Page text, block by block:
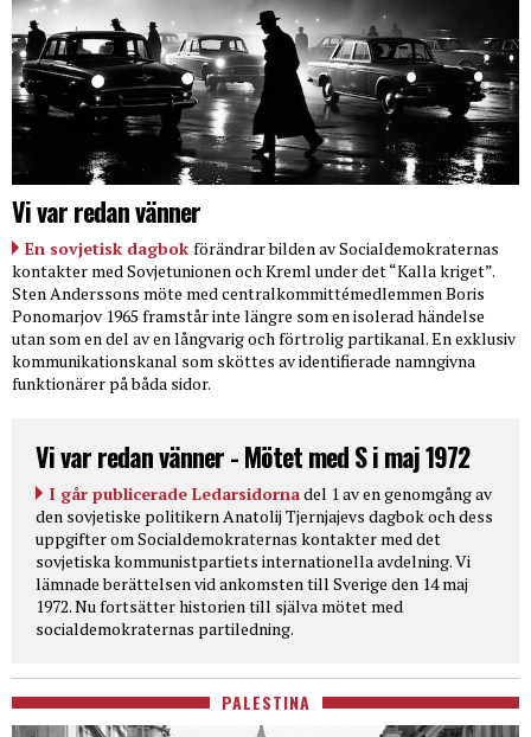
Vi var redan vänner
En sovjetisk dagbok förändrar bilden av Socialdemokraternas
kontakter med Sovjetunionen och Kreml under det “Kalla kriget”.
Sten Anderssons möte med centralkommittémedlemmen Boris
Ponomarjov 1965 framstår inte längre som en isolerad händelse
utan som en del av en långvarig och förtrolig partikanal. En exklusiv
kommunikationskanal som sköttes av identifierade namngivna
funktionärer på båda sidor.
Vi var redan vänner - Mötet med S i maj 1972
I går publicerade Ledarsidornadel 1 av en genomgång av
den sovjetiske politikern Anatolij Tjernjajevs dagbok och dess
uppgifter om Socialdemokraternas kontakter med det
sovjetiska kommunistpartiets internationella avdelning. Vi
lämnade berättelsen vid ankomsten till Sverige den 14 maj
1972. Nu fortsätter historien till själva mötet med
socialdemokraternas partiledning.
PALESTINA